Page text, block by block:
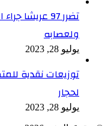
تضرر 97
ولعصابه
يوليو 28, 2023
توزيعات نقدية
لحجار
يوليو 28, 2023